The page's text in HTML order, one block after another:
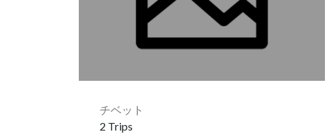
チベット
2 Trips